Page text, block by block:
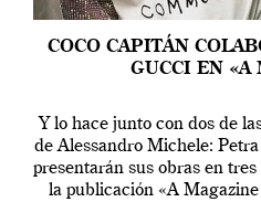
COCO CAPITÁN
GUCCI EN «A
Y lo hace junto con dos de
de Alessandro Michele:
presentarán sus obras en
la publicación «A